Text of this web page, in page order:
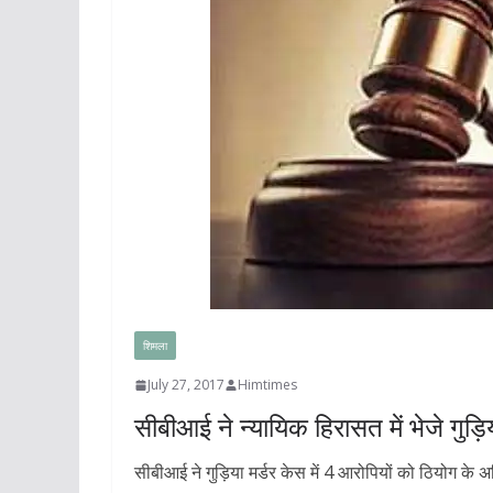
शिमला
July 27, 2017 Himtimes
सीबीआई ने न्यायिक हिरासत में भेजे
सीबीआई ने गुड़िया मर्डर केस में 4 आरोपियों को ठियोग के